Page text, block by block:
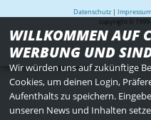
Datenschutz |
copyright ©
WILLKOMMEN AUF
WERBUNG UND
Wir würden uns auf zukünftige
Cookies, um deinen Login,
Aufenthalts zu speichern.
unseren News und Inhalten